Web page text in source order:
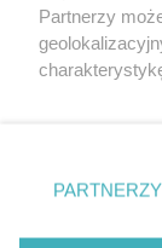
Partnerzy
zmienić/
znajdujący
rodzaje
PARTNERZY